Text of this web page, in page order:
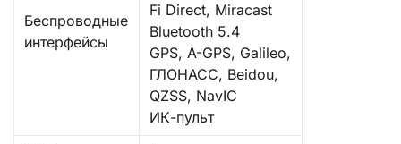
Беспроводные
интерфейсы
Fi Direct, Miracast
Bluetooth 5.4
GPS, A-GPS, Galileo,
ГЛОНАСС, Beidou,
QZSS, NavIC
ИК-пульт